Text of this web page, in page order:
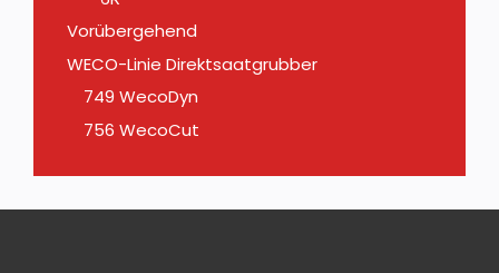
Vorübergehend
WECO-Linie Direktsaatgrubber
749 WecoDyn
756 WecoCut